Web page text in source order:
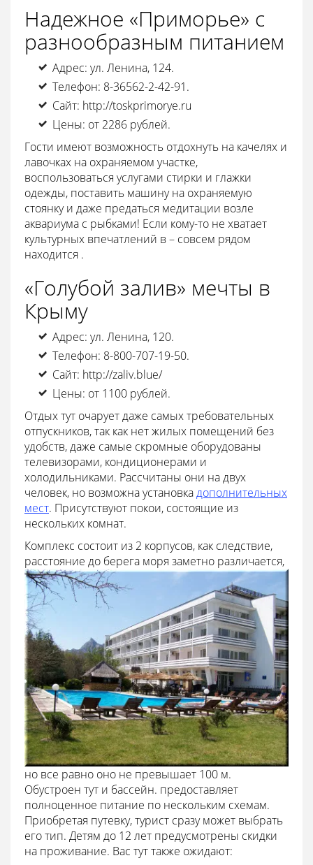
Надежное «Приморье» с
разнообразным питанием
Адрес: ул. Ленина, 124.
Телефон: 8-36562-2-42-91.
Сайт: http://toskprimorye.ru
Цены: от 2286 рублей.
Гости имеют возможность отдохнуть на качелях и
лавочках на охраняемом участке,
воспользоваться услугами стирки и глажки
одежды, поставить машину на охраняемую
стоянку и даже предаться медитации возле
аквариума с рыбками! Если кому-то не хватает
культурных впечатлений в – совсем рядом
находится .
«Голубой залив» мечты в
Крыму
Адрес: ул. Ленина, 120.
Телефон: 8-800-707-19-50.
Сайт: http://zaliv.blue/
Цены: от 1100 рублей.
Отдых тут очарует даже самых требовательных
отпускников, так как нет жилых помещений без
удобств, даже самые скромные оборудованы
телевизорами, кондиционерами и
холодильниками. Рассчитаны они на двух
человек, но возможна установкадополнительных
мест. Присутствуют покои, состоящие из
нескольких комнат.
Комплекс состоит из 2 корпусов, как следствие,
расстояние до берега моря заметно различается,
но все равно оно не превышает 100 м.
Обустроен тут и бассейн. предоставляет
полноценное питание по нескольким схемам.
Приобретая путевку, турист сразу может выбрать
его тип. Детям до 12 лет предусмотрены скидки
на проживание. Вас тут также ожидают: